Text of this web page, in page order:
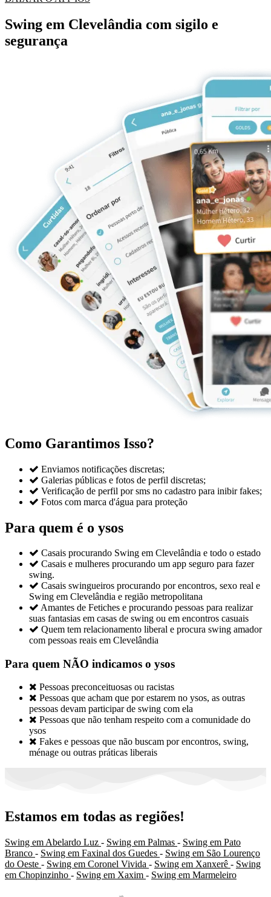
Swing em Clevelândia com sigilo e
segurança
Como Garantimos Isso?
 Enviamos notificações discretas;
 Galerias públicas e fotos de perfil discretas;
 Verificação de perfil por sms no cadastro para inibir fakes;
 Fotos com marca d'água para proteção
Para quem é o ysos
 Casais procurando Swing em Clevelândia e todo o estado
 Casais e mulheres procurando um app seguro para fazer
swing.
 Casais swingueiros procurando por encontros, sexo real e
Swing em Clevelândia e região metropolitana
 Amantes de Fetiches e procurando pessoas para realizar
suas fantasias em casas de swing ou em encontros casuais
 Quem tem relacionamento liberal e procura swing amador
com pessoas reais em Clevelândia
Para quem NÃO indicamos o ysos
 Pessoas preconceituosas ou racistas
 Pessoas que acham que por estarem no ysos, as outras
pessoas devam participar de swing com ela
 Pessoas que não tenham respeito com a comunidade do
ysos
 Fakes e pessoas que não buscam por encontros, swing,
ménage ou outras práticas liberais
Estamos em todas as regiões!
Swing em Abelardo Luz - Swing em Palmas - Swing em Pato
Branco - Swing em Faxinal dos Guedes - Swing em São Lourenço
do Oeste - Swing em Coronel Vivida - Swing em Xanxerê - Swing
em Chopinzinho - Swing em Xaxim - Swing em Marmeleiro